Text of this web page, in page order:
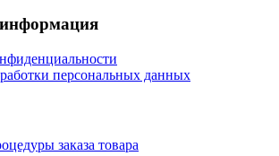
персональных данных
заказа товара